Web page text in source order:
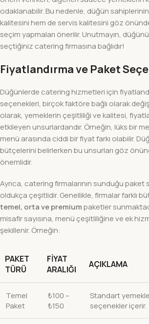
odaklanabilir. Bu nedenle, düğün
kalitesini hem de servis kalitesini göz
seçim yapmaları önerilir. Unutmayın,
seçtiğiniz catering firmasına bağlıdır!
Fiyatlandırma ve Paket
Düğünlerde catering hizmetleri için
seçenekleri, birçok faktöre bağlı olarak
olarak, yemeklerin çeşitliliği ve kalitesi,
etkileyen unsurlardandır. Örneğin, lüks bir
menü arasında ciddi bir fiyat farkı olabilir.
bütçelerini belirlerken bu unsurları göz
önemlidir.
Ayrıca, catering firmalarının sunduğu paket
oldukça çeşitlidir. Genellikle, firmalar farklı
temel, orta ve premiumpaketler
misafir sayısına, menü çeşitliliğine ve ek
şekillenir. Örneğin:
PAKET
TÜRÜ
FIYAT
ARALIĞI
AÇIKLAMA
Temel
Paket
₺100 –
₺150
Standart yemekler
seçenekler içerir.